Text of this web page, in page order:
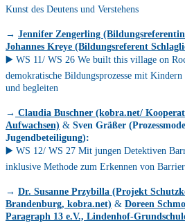
Kunst des Deutens und Verstehens
→ Jennifer Zengerling
Johannes Kreye (Bildungsreferent
▶️ WS 11/ WS 26 We built this village on
demokratische Bildungsprozesse mit
und begleiten
→ Claudia Buschner (kobra.net/
Aufwachsen) & Sven Gräßer
Jugendbeteiligung):
▶️ WS 12/ WS 27 Mit jungen Detektiven
inklusive Methode zum Erkennen von
→ Dr. Susanne Przybilla (Projekt
Brandenburg, kobra.net) & Doreen
Paragraph 13 e.V., Lindenhof-